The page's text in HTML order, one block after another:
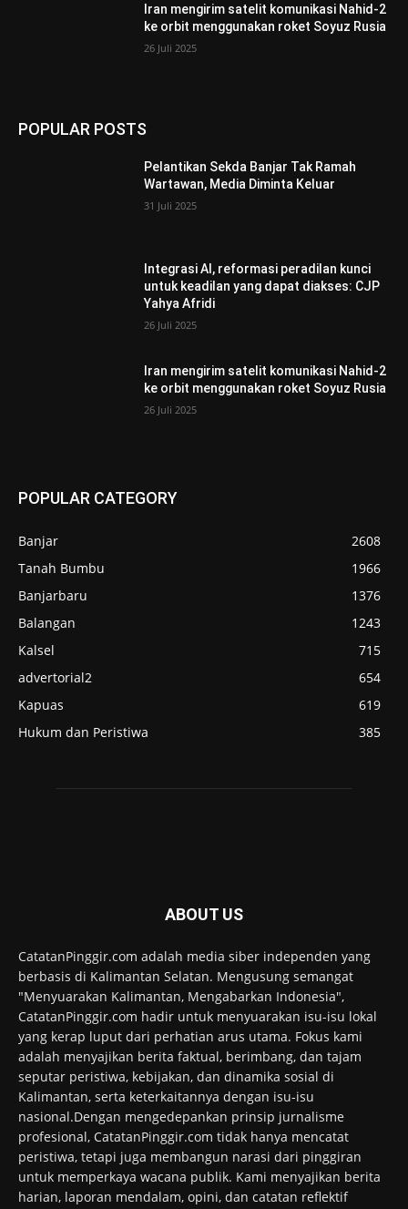
Iran mengirim satelit komunikasi Nahid-2
ke orbit menggunakan roket Soyuz Rusia
26 Juli 2025
POPULAR POSTS
Pelantikan Sekda Banjar Tak Ramah
Wartawan, Media Diminta Keluar
31 Juli 2025
Integrasi AI, reformasi peradilan kunci
untuk keadilan yang dapat diakses: CJP
Yahya Afridi
26 Juli 2025
Iran mengirim satelit komunikasi Nahid-2
ke orbit menggunakan roket Soyuz Rusia
26 Juli 2025
POPULAR CATEGORY
Banjar
2608
Tanah Bumbu
1966
Banjarbaru
1376
Balangan
1243
Kalsel
715
advertorial2
654
Kapuas
619
Hukum dan Peristiwa
385
ABOUT US
CatatanPinggir.com adalah media siber independen yang
berbasis di Kalimantan Selatan. Mengusung semangat
"Menyuarakan Kalimantan, Mengabarkan Indonesia",
CatatanPinggir.com hadir untuk menyuarakan isu-isu lokal
yang kerap luput dari perhatian arus utama. Fokus kami
adalah menyajikan berita faktual, berimbang, dan tajam
seputar peristiwa, kebijakan, dan dinamika sosial di
Kalimantan, serta keterkaitannya dengan isu-isu
nasional.Dengan mengedepankan prinsip jurnalisme
profesional, CatatanPinggir.com tidak hanya mencatat
peristiwa, tetapi juga membangun narasi dari pinggiran
untuk memperkaya wacana publik. Kami menyajikan berita
harian, laporan mendalam, opini, dan catatan reflektif